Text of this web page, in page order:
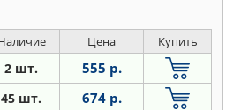
Цена Купить
2 шт. 555 р.
45 шт. 674 р.